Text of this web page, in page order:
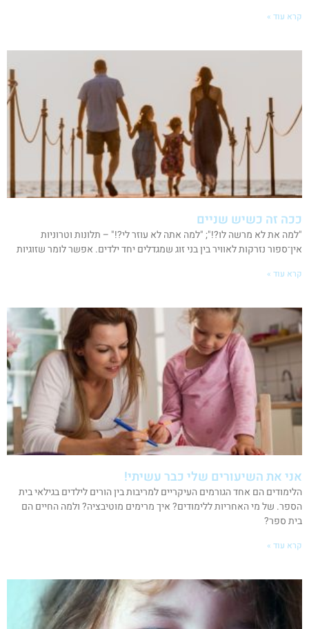
קרא עוד »
ככה זה כשיש שניים
"למה את לא מרשה לו?!"; "למה אתה לא עוזר לי?!" – תלונות וטרוניות
אין־ספור נזרקות לאוויר בין בני זוג שמגדלים יחד ילדים. אפשר לומר שזוגיות
קרא עוד »
אני את השיעורים שלי כבר עשיתי!
הלימודים הם אחד הגורמים העיקריים למריבות בין הורים לילדים בגילאי בית
הספר. של מי האחריות ללימודים? איך מרימים מוטיבציה? ולמה החיים הם
בית ספר?
קרא עוד »